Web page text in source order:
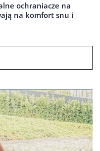
ochraniacze na
na komfort snu i